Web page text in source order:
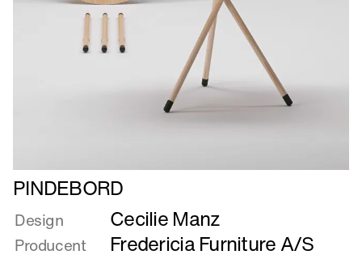
Læs
mere
om
PINDEBORD
PINDEBORD
Design Cecilie Manz
Producent Fredericia Furniture A/S